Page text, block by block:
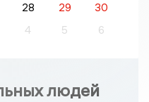
28 29
30
4 5 6
людей